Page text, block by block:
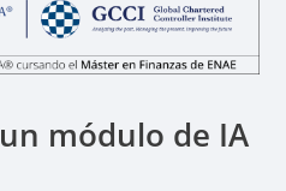
módulo de IA